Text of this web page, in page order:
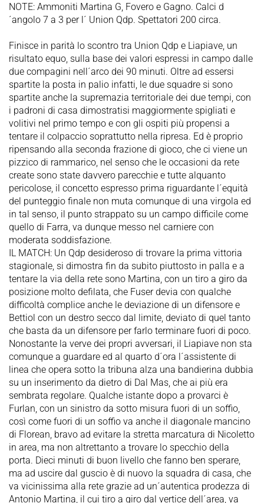
NOTE: Ammoniti Martina G, Fovero e Gagno. Calci d
´angolo 7 a 3 per l´ Union Qdp. Spettatori 200 circa.
Finisce in parità lo scontro tra Union Qdp e Liapiave, un
risultato equo, sulla base dei valori espressi in campo dalle
due compagini nell´arco dei 90 minuti. Oltre ad essersi
spartite la posta in palio infatti, le due squadre si sono
spartite anche la supremazia territoriale dei due tempi, con
i padroni di casa dimostratisi maggiormente spigliati e
volitivi nel primo tempo e con gli ospiti più propensi a
tentare il colpaccio soprattutto nella ripresa. Ed è proprio
ripensando alla seconda frazione di gioco, che ci viene un
pizzico di rammarico, nel senso che le occasioni da rete
create sono state davvero parecchie e tutte alquanto
pericolose, il concetto espresso prima riguardante l´equità
del punteggio finale non muta comunque di una virgola ed
in tal senso, il punto strappato su un campo difficile come
quello di Farra, va dunque messo nel carniere con
moderata soddisfazione.
IL MATCH: Un Qdp desideroso di trovare la prima vittoria
stagionale, si dimostra fin da subito piuttosto in palla e a
tentare la via della rete sono Martina, con un tiro a giro da
posizione molto defilata, che Fuser devia con qualche
difficoltà complice anche le deviazione di un difensore e
Bettiol con un destro secco dal limite, deviato di quel tanto
che basta da un difensore per farlo terminare fuori di poco.
Nonostante la verve dei propri avversari, il Liapiave non sta
comunque a guardare ed al quarto d´ora l´assistente di
linea che opera sotto la tribuna alza una bandierina dubbia
su un inserimento da dietro di Dal Mas, che ai più era
sembrata regolare. Qualche istante dopo a provarci è
Furlan, con un sinistro da sotto misura fuori di un soffio,
così come fuori di un soffio va anche il diagonale mancino
di Florean, bravo ad evitare la stretta marcatura di Nicoletto
in area, ma non altrettanto a trovare lo specchio della
porta. Dieci minuti di buon livello che fanno ben sperare,
ma ad uscire dal guscio è di nuovo la squadra di casa, che
va vicinissima alla rete grazie ad un´autentica prodezza di
Antonio Martina, il cui tiro a giro dal vertice dell´area, va